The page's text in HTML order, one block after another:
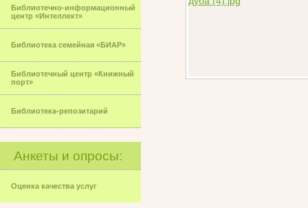
Библиотечно-информационный
центр «Интеллект»
Библиотека семейная «БИАР»
Библиотечный центр «Книжный
порт»
Библиотека-репозитарий
Анкеты и опросы:
Оценка качества услуг